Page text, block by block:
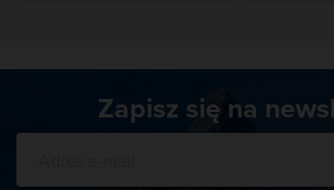
Zapisz się na